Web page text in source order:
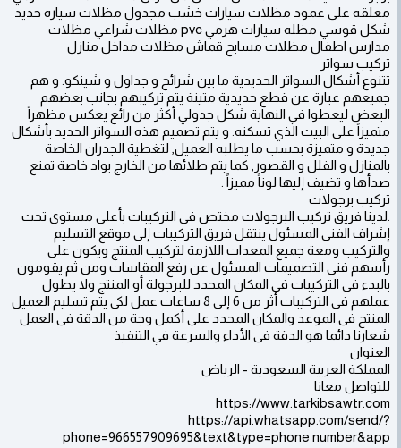
معلقه على عمود مظلات سيارات خشب ‫‬مجدول مظلات سياره حديد
شكل قوسي مظله سيارات هرمي pvc مظلات شراعي مظلات
مدارس اطفال مظلات مسابح قماش مظلات مداخل منازل
تركيب سواتر
تتنوع أشكال السواتر الحديدية ما بين شرائح و جداول و شينكو. و هم
جميعهم عبارة عن قطع حديدية متينة يتم تركيبهم بجانب بعضهم
البعض ليعطوا في النهاية شكل جدولي أكثر من رائع يعكس مظهراً
متميزاً على البيت الذي تسكنه. و يتم تصميم هذه السواتر الحديد بأشكال
جديدة و متميزة بحسب ما يطلبه العميل, لتغطية الجدران الخاصة
بالمنازل و الفلل و القصور, كما يتم طلائها من الخارج بواد خاصة تمنع
صدأها و تضيف إليها لوناً مميزاً .
تركيب برجولات
.لدينا فريق تركيب البرجولات مختص فى التركيبات بأعلى مستوى تحت
إشراف الفنى المسئول ينتقل فريق التركيبات إلى موقع التسليم
والتركيب ومعة جميع المعدات اللازمة لتركيب المنتج ويكون على
رأسهم فنى التصميمات المسئول عن رفع المقاسات ومن ثم يقومون
بالبدء فى التركيبات فى المكان المحدد للبرجولة أو المنتج ولا يطول
عملهم فى التركيبات أثر من 6 إلى 8 ساعات عمل لكى يتم تسليم العميل
المنتج فى الموعد والمكان المحدد على أكمل وجة من الدقة فى العمل
شعارنا دائما هو الدقة فى الأداء والسرعة في التنفيذ
العنوان
المملكة العربية السعودية - الرياض
للتواصل معانا
https://www.tarkibsawtr.com
https://api.whatsapp.com/send/?
phone=966557909695&text&type=phone number&app